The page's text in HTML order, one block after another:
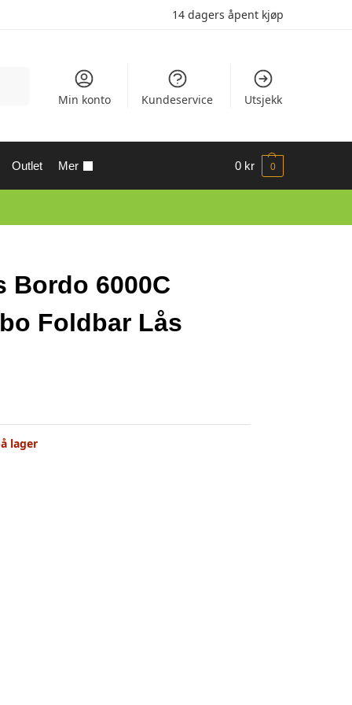
14 dagers åpent kjøp
Min konto Kundeservice Utsjekk
Outlet Mer 0 kr 0
Bordo 6000C
Foldbar Lås
lager